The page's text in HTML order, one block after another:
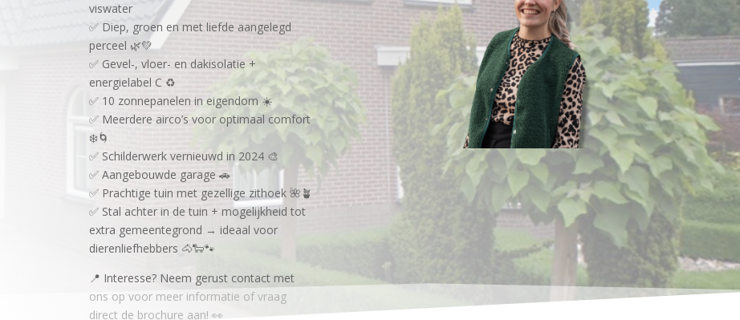
viswater
✅ Diep, groen en met liefde aangelegd
perceel 🌿💚
✅ Gevel-, vloer- en dakisolatie +
energielabel C ♻️
✅ 10 zonnepanelen in eigendom ☀️
✅ Meerdere airco’s voor optimaal comfort
❄️🌀
✅ Schilderwerk vernieuwd in 2024 🎨
✅ Aangebouwde garage 🚗
✅ Prachtige tuin met gezellige zithoek 🌺🪴
✅ Stal achter in de tuin + mogelijkheid tot
extra gemeentegrond → ideaal voor
dierenliefhebbers 🐴🐑🐾
📍 Interesse? Neem gerust contact met
ons op voor meer informatie of vraag
direct de brochure aan! 👀